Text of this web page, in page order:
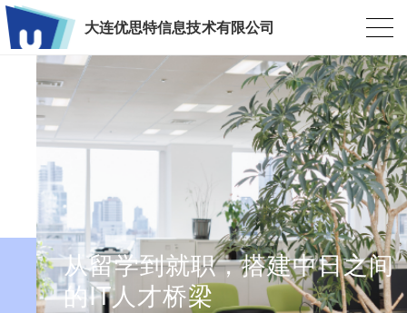
大连优思特信息技术有限公司
从留学到就职，搭建中日之间
的IT人才桥梁